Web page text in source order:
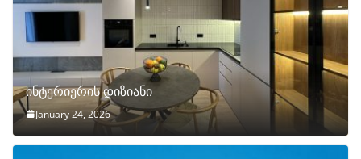
ინტერიერის დიზიანი
January 24, 2026